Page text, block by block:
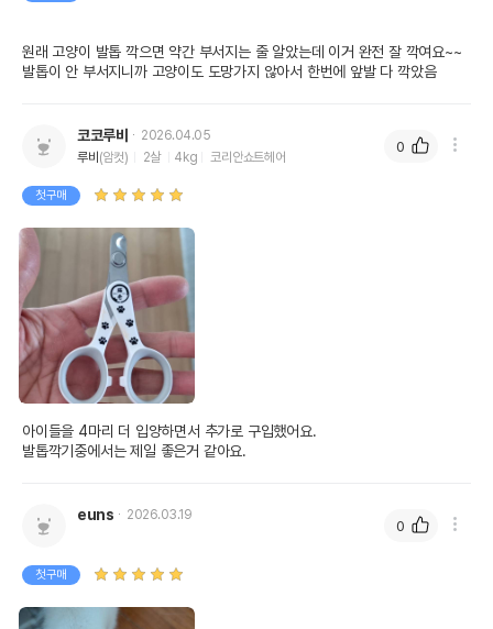
원래 고양이 발톱 깍으면 약간 부서지는 줄 알았는데 이거 완전 잘 깍여요~~
발톱이 안 부서지니까 고양이도 도망가지 않아서 한번에 앞발 다 깍았음
코코루비
2026.04.05
루비 (암컷) 2살 4kg 코리안쇼트헤어
첫구매
아이들을 4마리 더 입양하면서 추가로 구입했어요.
발톱깍기중에서는 제일 좋은거 같아요.
0
euns 2026.03.19
첫구매
0